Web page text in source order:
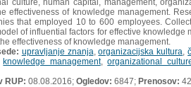
effectiveness of knowledge management.
that employed 10 to 600 employees.
of influential factors for effective
effectiveness of knowledge management.
upravljanje znanja ,organizacijska kultura ,
,knowledge management,organizational
RUP: 08.08.2016; Ogledov: 6847; Prenosov: 42